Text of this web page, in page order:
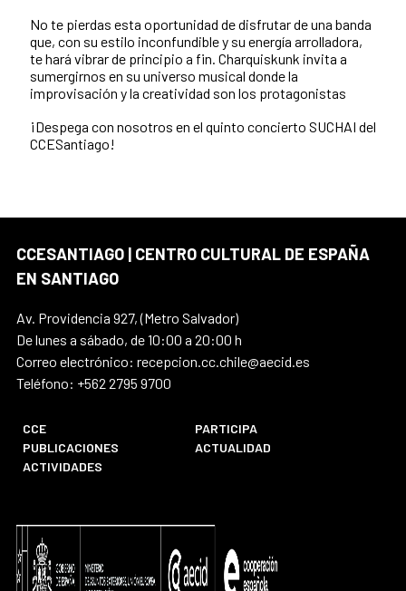
No te pierdas esta oportunidad de disfrutar de una banda
que, con su estilo inconfundible y su energía arrolladora,
te hará vibrar de principio a fin. Charquiskunk invita a
sumergirnos en su universo musical donde la
improvisación y la creatividad son los protagonistas
¡Despega con nosotros en el quinto concierto SUCHAI del
CCESantiago!
CCESANTIAGO | CENTRO CULTURAL DE ESPAÑA
EN SANTIAGO
Av. Providencia 927, (Metro Salvador)
De lunes a sábado, de 10:00 a 20:00 h
Correo electrónico: recepcion.cc.chile@aecid.es
Teléfono: +562 2795 9700
CCE
PARTICIPA
PUBLICACIONES
ACTUALIDAD
ACTIVIDADES